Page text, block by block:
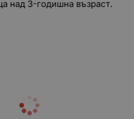
над 3-годишна възраст.